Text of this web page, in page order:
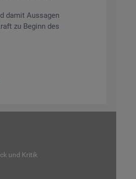
damit Aus­sa­gen
zu Be­ginn des
und Kri­tik